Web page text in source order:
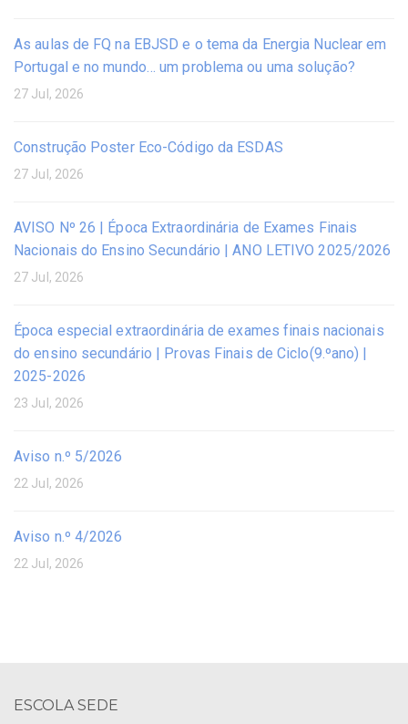
As aulas de FQ na EBJSD e o tema da Energia Nuclear em
Portugal e no mundo… um problema ou uma solução?
27 Jul, 2026
Construção Poster Eco-Código da ESDAS
27 Jul, 2026
AVISO Nº 26 | Época Extraordinária de Exames Finais
Nacionais do Ensino Secundário | ANO LETIVO 2025/2026
27 Jul, 2026
Época especial extraordinária de exames finais nacionais
do ensino secundário | Provas Finais de Ciclo(9.ºano) |
2025-2026
23 Jul, 2026
Aviso n.º 5/2026
22 Jul, 2026
Aviso n.º 4/2026
22 Jul, 2026
ESCOLA SEDE